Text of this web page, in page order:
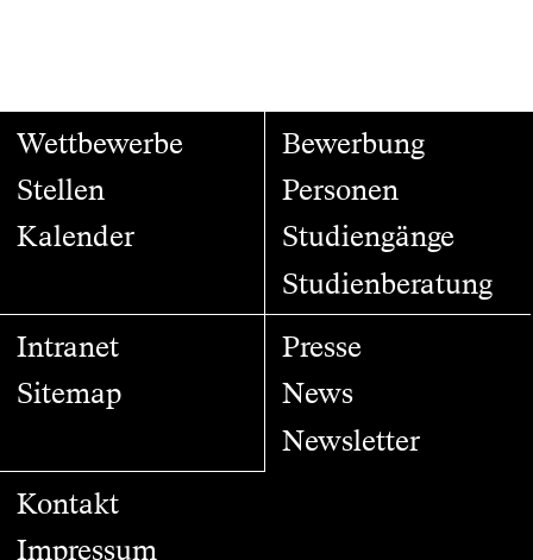
Wettbewerbe
Stellen
Kalender
Bewerbung
Personen
Studiengänge
Studienberatung
Intranet
Sitemap
Presse
News
Newsletter
Kontakt
Impressum